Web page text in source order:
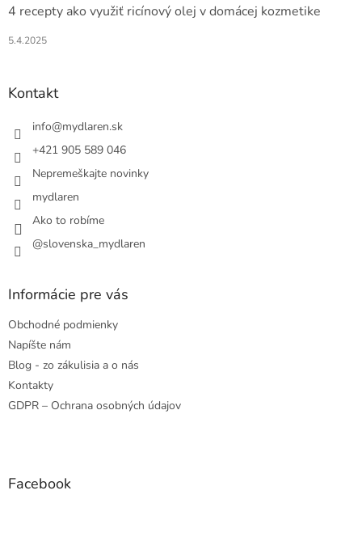
4 recepty ako využiť ricínový olej v domácej kozmetike
5.4.2025
Kontakt
info@mydlaren.sk
+421 905 589 046
Nepremeškajte novinky
mydlaren
Ako to robíme
@slovenska_mydlaren
Informácie pre vás
Obchodné podmienky
Napíšte nám
Blog - zo zákulisia a o nás
Kontakty
GDPR – Ochrana osobných údajov
Facebook